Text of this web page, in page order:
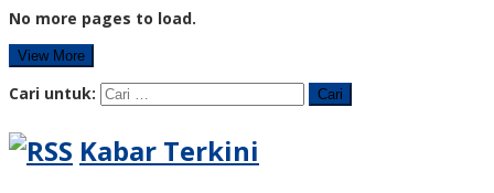
No more pages to load.
View More
Cari untuk:
Kabar Terkini